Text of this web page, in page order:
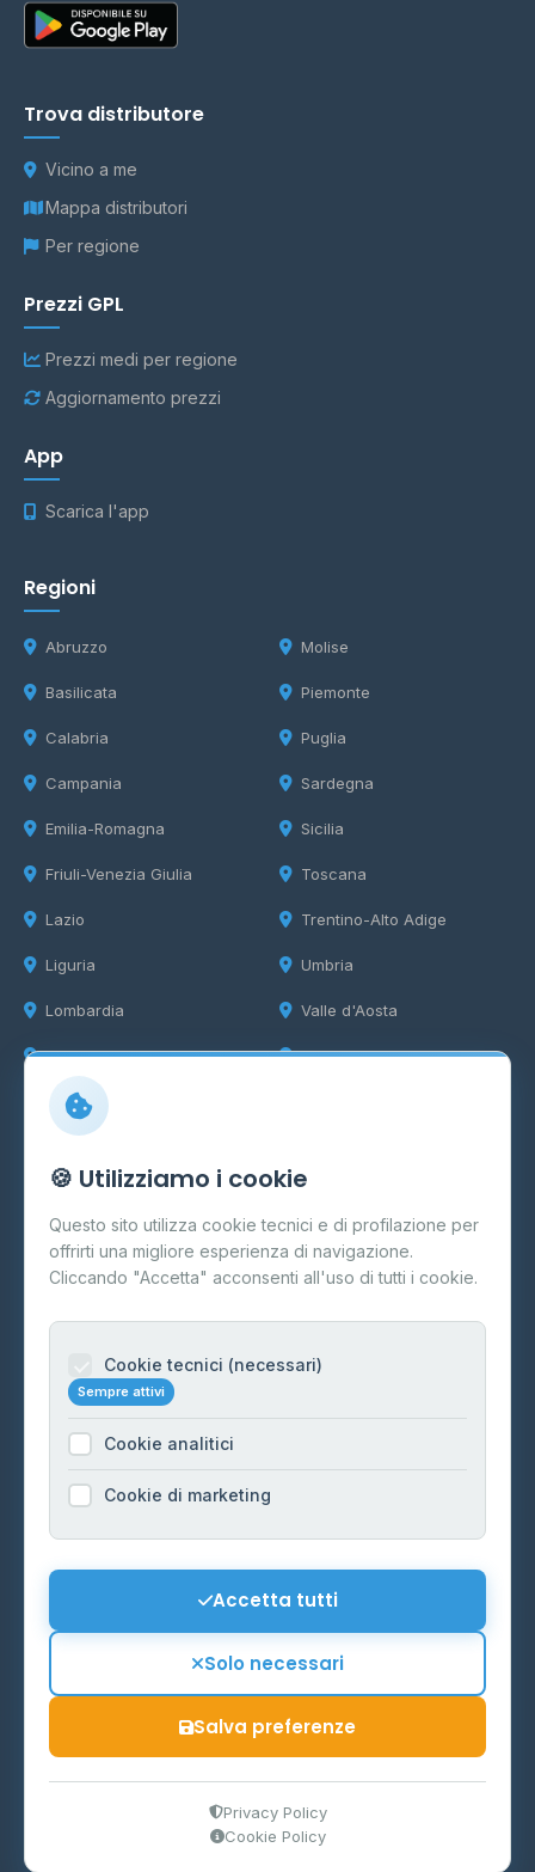
Trova distributore
Vicino a me
Mappa distributori
Per regione
Prezzi GPL
Prezzi medi per regione
Aggiornamento prezzi
App
Scarica l'app
Regioni
Abruzzo
Basilicata
Calabria
Campania
Emilia-Romagna
Friuli-Venezia Giulia
Lazio
Liguria
Lombardia
Marche
Molise
Piemonte
Puglia
Sardegna
Sicilia
Toscana
Trentino-Alto Adige
Umbria
Valle d'Aosta
Veneto
Info
Cos'è il GPL
FAQ
Contatti
Informazioni legali
Cookie Policy
Preferenze Cookie
Mappa del sito
P.IVA 03859300364
Ministero delle Imprese e del Made in Italy
🍪 Utilizziamo i cookie
Questo sito utilizza cookie tecnici e di profilazione per
offrirti una migliore esperienza di navigazione.
Cliccando "Accetta" acconsenti all'uso di tutti i cookie.
Cookie tecnici (necessari)
Sempre attivi
Cookie analitici
Cookie di marketing
Accetta tutti
Solo necessari
Salva preferenze
Privacy Policy
Cookie Policy